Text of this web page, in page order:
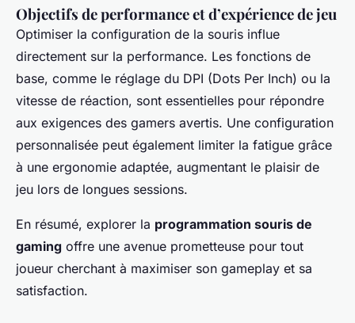
Objectifs de performance et d’expérience de jeu
Optimiser la configuration de la souris influe
directement sur la performance. Les fonctions de
base, comme le réglage du DPI (Dots Per Inch) ou la
vitesse de réaction, sont essentielles pour répondre
aux exigences des gamers avertis. Une configuration
personnalisée peut également limiter la fatigue grâce
à une ergonomie adaptée, augmentant le plaisir de
jeu lors de longues sessions.
En résumé, explorer la programmation souris de
gaming offre une avenue prometteuse pour tout
joueur cherchant à maximiser son gameplay et sa
satisfaction.